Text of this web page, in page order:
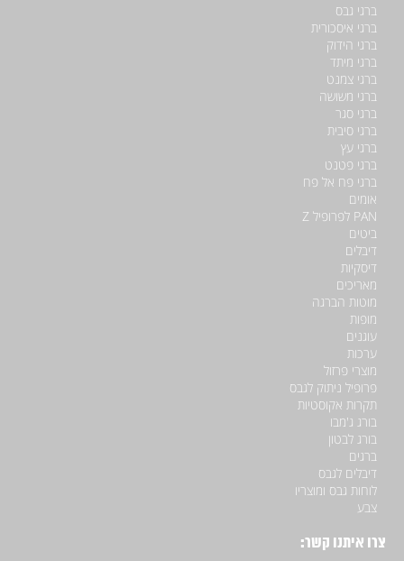
ברגי גבס
ברגי איסכורית
ברגי הידוק
ברגי מיתד
ברגי צמנט
ברגי משושה
ברגי סגר
ברגי סיבית
ברגי עץ
ברגי פטנט
ברגי פח אל פח
אומים
PAN לפרופיל Z
ביטים
דיבלים
דיסקיות
מאריכים
מוטות הברגה
מופות
עוגנים
ערכות
מוצרי פרזול
פרופיל ניתוק לגבס
תקרות אקוסטיות
בורג ג'מבו
בורג לבטון
ברגים
דיבלים לגבס
לוחות גבס ומוצריו
צבע
צרו איתנו קשר: